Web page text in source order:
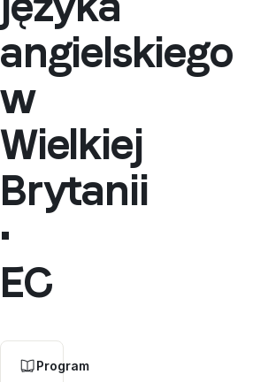
angielskiego
w
Wielkiej
Brytanii
•
EC
Program